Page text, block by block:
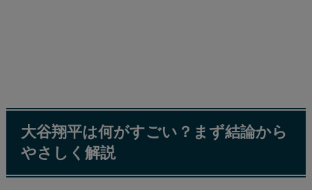
大谷翔平は何がすごい？まず結論から
やさしく解説